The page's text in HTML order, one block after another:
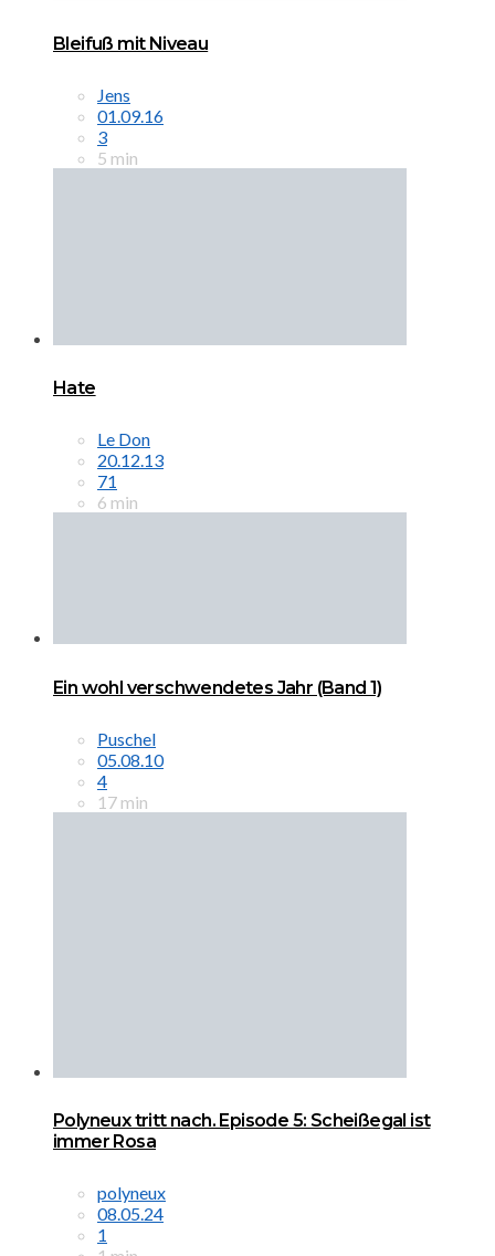
Bleifuß mit Niveau
Jens
01.09.16
3
5 min
Hate
Le Don
20.12.13
71
6 min
Ein wohl verschwendetes Jahr (Band 1)
Puschel
05.08.10
4
17 min
Polyneux tritt nach. Episode 5: Scheißegal ist
immer Rosa
polyneux
08.05.24
1